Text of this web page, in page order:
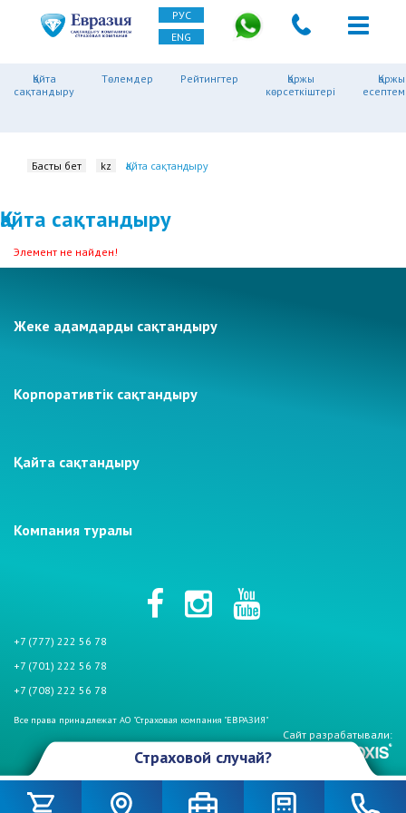
РУС
ENG
Қайта
сақтандыру
Төлемдер Рейтингтер
Қаржы
көрсеткіштері
Қаржы
Басты бет kz Қайта сақтандыру
Қайта сақтандыру
Элемент не найден!
Жеке адамдарды сақтандыру
Корпоративтік сақтандыру
Қайта сақтандыру
Компания туралы
+7 (777) 222 56 78
+7 (701) 222 56 78
+7 (708) 222 56 78
Все права принадлежат АО "Страховая компания "ЕВРАЗИЯ"
Сайт разрабатывали:
Страховой случай?
беспокойтесь, если у Вас страховой полис АО «СК «Евразия». Мы